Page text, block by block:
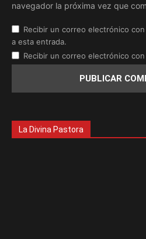
navegador la próxima vez que
Recibir un correo electrónico
a esta entrada.
Recibir un correo electrónico
La Divina Pastora